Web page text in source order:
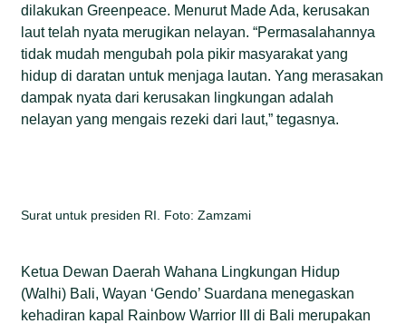
dilakukan Greenpeace. Menurut Made Ada, kerusakan
laut telah nyata merugikan nelayan. “Permasalahannya
tidak mudah mengubah pola pikir masyarakat yang
hidup di daratan untuk menjaga lautan. Yang merasakan
dampak nyata dari kerusakan lingkungan adalah
nelayan yang mengais rezeki dari laut,” tegasnya.
Surat untuk presiden RI. Foto: Zamzami
Ketua Dewan Daerah Wahana Lingkungan Hidup
(Walhi) Bali, Wayan ‘Gendo’ Suardana menegaskan
kehadiran kapal Rainbow Warrior III di Bali merupakan